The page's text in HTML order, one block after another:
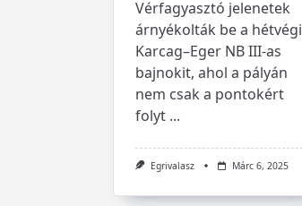
Vérfagyasztó jelenetek
árnyékolták be a hétvégi
Karcag–Eger NB III-as
bajnokit, ahol a pályán
nem csak a pontokért
folyt ...
Egrivalasz Márc 6, 2025